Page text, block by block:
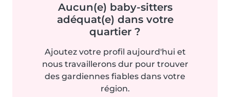
Aucun(e) baby-sitters
adéquat(e) dans votre
quartier ?
Ajoutez votre profil aujourd'hui et
nous travaillerons dur pour trouver
des gardiennes fiables dans votre
région.